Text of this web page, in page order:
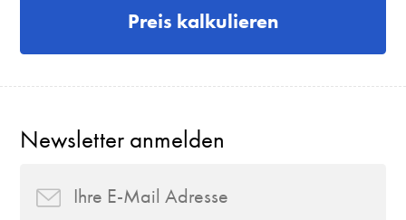
Preis kalkulieren
Newsletter anmelden